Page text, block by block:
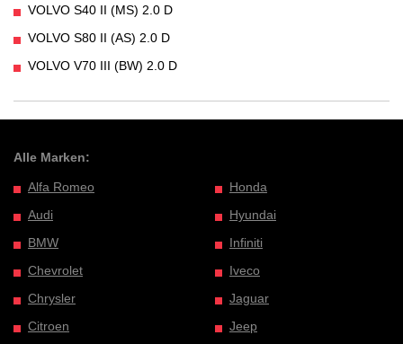
VOLVO S40 II (MS) 2.0 D
VOLVO S80 II (AS) 2.0 D
VOLVO V70 III (BW) 2.0 D
Alle Marken:
Alfa Romeo
Audi
BMW
Chevrolet
Chrysler
Citroen
Honda
Hyundai
Infiniti
Iveco
Jaguar
Jeep